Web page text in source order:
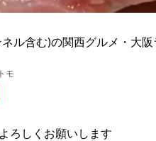
ル含む)の関西グルメ・大
ろしくお願いします